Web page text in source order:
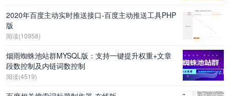
2020年百度主动实时推送接口-百度主动推送工具PHP
版
阅读(10958)
烟雨蜘蛛池站群MYSQL版：支持一键提升权重+文章
段数控制及内链词数控制
阅读(4519)